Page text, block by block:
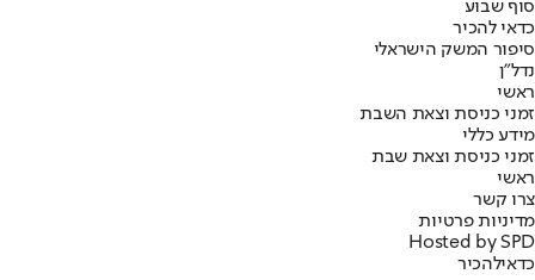
סוף שבוע
כדאי להכיר
סיפור המשק הישראלי
נדל"ן
ראשי
זמני כניסת וצאת השבת
מידע כללי
זמני כניסת וצאת שבת
ראשי
צרו קשר
מדיניות פרטיות
Hosted by SPD
כדאילהכיר